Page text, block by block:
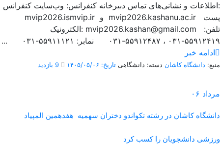
اطلاعات و نشانی‌های تماس دبیرخانه کنفرانس: وب‌سایت کنفرانس:
mvip2026.ismvip.ir و mvip2026.kashanu.ac.ir پست
الکترونیک: mvip2026.kashan@gmail.com تلفن:
۵۵۹۱۲۴۱۹-۰۳۱ ، ۵۵۹۱۲۴۸۷-۰۳۱ نمابر: ۵۵۹۱۱۱۲۱-۰۳۱ ...
ادامه خبر
منبع: دانشگاه کاشان دسته: دانشگاهی تاریخ: ۱۴۰۵/۰۵/۰۶
۰۶ مرداد
دانشگاه کاشان در رشته تکواندو دختران سهمیه هفدهمین المپیاد
ورزشی دانشجویان را کسب کرد